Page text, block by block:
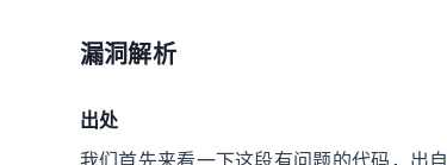
漏洞解析
出处
我们首先来看一下这段有问题的代码，出自